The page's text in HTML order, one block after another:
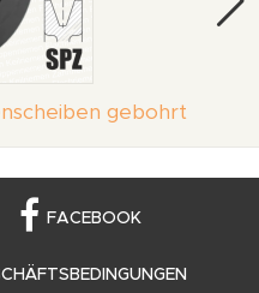
gebohrt
FACEBOOK